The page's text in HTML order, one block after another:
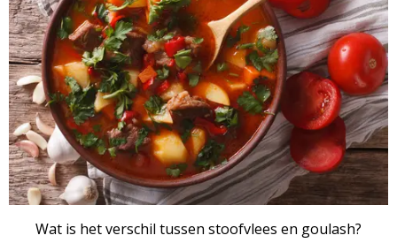
Wat is het verschil tussen stoofvlees en goulash?